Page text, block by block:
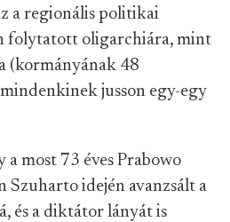
a regionális politikai
folytatott oligarchiára, mint
(kormányának 48
jusson egy-egy
a most 73 éves Prabowo
Szuharto idején avanzsált a
és a diktátor lányát is